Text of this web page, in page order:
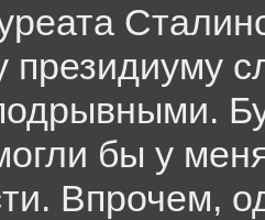
президиуму
бы у
Впрочем,